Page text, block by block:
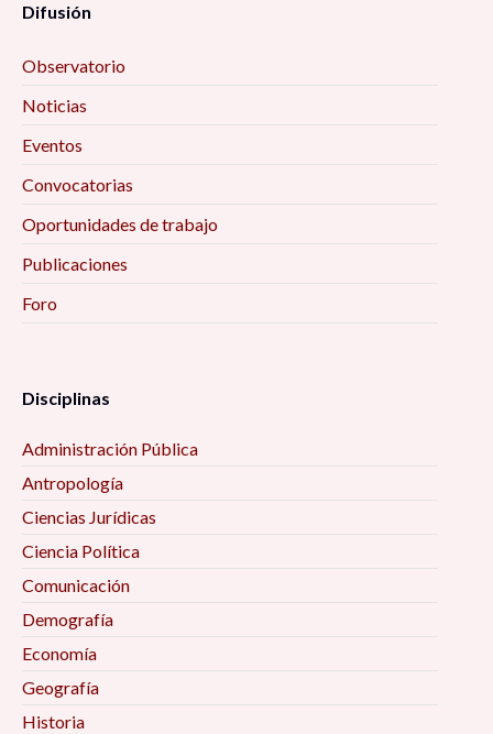
Difusión
Observatorio
Noticias
Eventos
Convocatorias
Oportunidades de trabajo
Publicaciones
Foro
Disciplinas
Administración Pública
Antropología
Ciencias Jurídicas
Ciencia Política
Comunicación
Demografía
Economía
Geografía
Historia